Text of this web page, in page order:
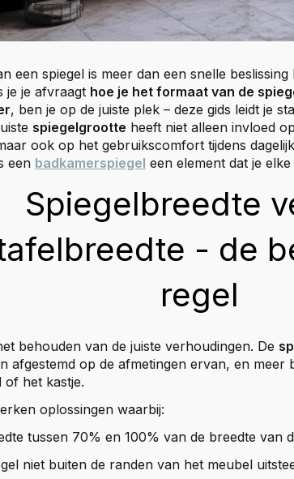
een spiegel is meer dan een snelle
je je afvraagt hoe je het formaat van de
, ben je op de juiste plek – deze gids leidt je
spiegelgrootte heeft niet alleen invloed
ook op het gebruikscomfort tijdens
een badkamerspiegel een element dat je
Spiegelbreedte
- de
regel
behouden van de juiste verhoudingen. De
afgestemd op de afmetingen ervan, en meer
of het kastje.
oplossingen waarbij:
tussen 70% en 100% van de breedte van
niet buiten de randen van het meubel